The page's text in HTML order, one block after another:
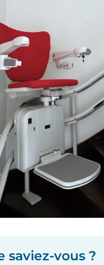
saviez-vous ?